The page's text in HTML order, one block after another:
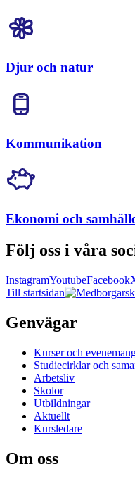
Djur och natur
Kommunikation
Ekonomi och
Följ oss i våra
InstagramYoutubeFacebook
Till startsidan
Genvägar
Kurser och
Studiecirklar och
Arbetsliv
Skolor
Utbildningar
Aktuellt
Kursledare
Om oss